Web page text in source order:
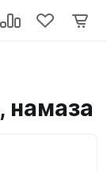
намаза